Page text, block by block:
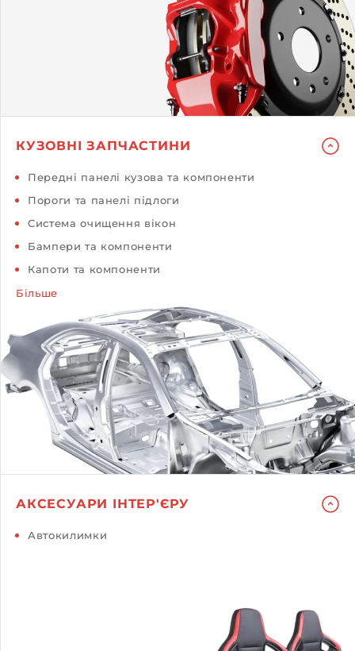
КУЗОВНІ ЗАПЧАСТИНИ
Передні панелі кузова та компоненти
Пороги та панелі підлоги
Система очищення вікон
Бампери та компоненти
Капоти та компоненти
Більше
АКСЕСУАРИ ІНТЕР'ЄРУ
Автокилимки